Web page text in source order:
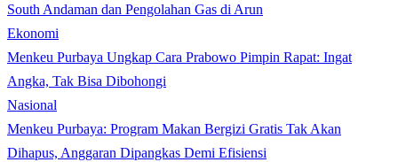
South Andaman dan Pengolahan Gas di Arun
Ekonomi
Menkeu Purbaya Ungkap Cara Prabowo Pimpin Rapat: Ingat
Angka, Tak Bisa Dibohongi
Nasional
Menkeu Purbaya: Program Makan Bergizi Gratis Tak Akan
Dihapus, Anggaran Dipangkas Demi Efisiensi